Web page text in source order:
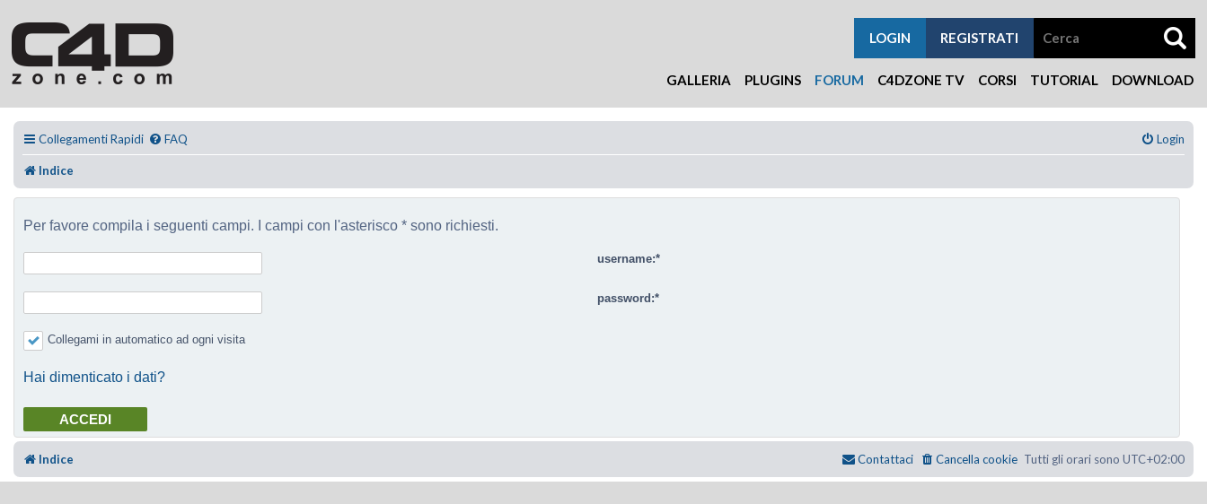
GALLERIA PLUGINS FORUM C4DZONE TV CORSI TUTORIAL DOWNLOAD
REGISTRATI
LOGIN
Collegamenti Rapidi FAQ Login
Indice
Per favore compila i seguenti campi. I campi con l'asterisco * sono richiesti.
username:
password:
Collegami in automatico ad ogni visita
Hai dimenticato i dati?
Indice Tutti gli orari sono UTC+02:00
Cancella cookie
Contattaci